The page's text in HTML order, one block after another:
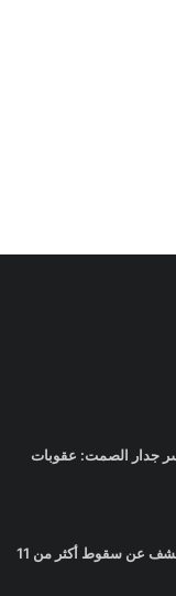
جدار الصمت: عقوبات
مجزرة في الجنوب: مصادر تكشف عن سقوط أكثر من 11